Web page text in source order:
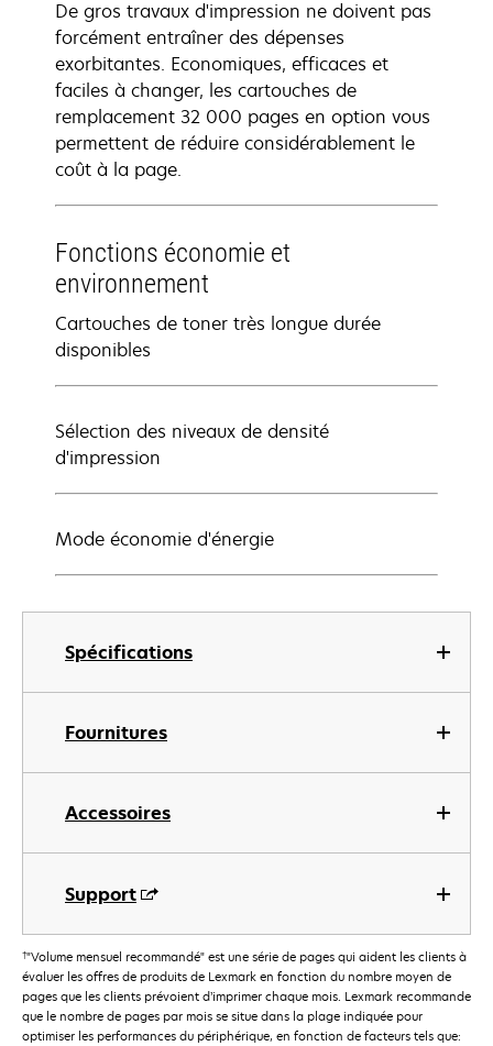
Spécifications
Fournitures
Accessoires
Support
De gros travaux d'impression ne doivent pas
forcément entraîner des dépenses
exorbitantes. Economiques, efficaces et
faciles à changer, les cartouches de
remplacement 32 000 pages en option vous
permettent de réduire considérablement le
coût à la page.
Fonctions économie et
environnement
Cartouches de toner très longue durée
disponibles
Sélection des niveaux de densité
d'impression
Mode économie d'énergie
†"Volume mensuel recommandé" est une série de pages qui aident les clients à
évaluer les offres de produits de Lexmark en fonction du nombre moyen de
pages que les clients prévoient d’imprimer chaque mois. Lexmark recommande
que le nombre de pages par mois se situe dans la plage indiquée pour
optimiser les performances du périphérique, en fonction de facteurs tels que: